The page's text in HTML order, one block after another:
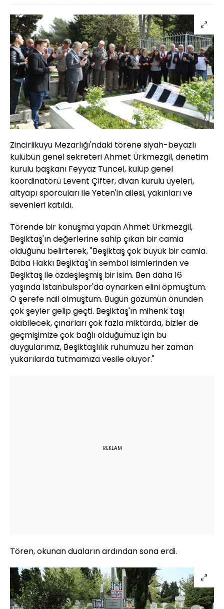
Zincirlikuyu Mezarlığı'ndaki törene siyah-beyazlı
kulübün genel sekreteri Ahmet Ürkmezgil, denetim
kurulu başkanı Feyyaz Tuncel, kulüp genel
koordinatörü Levent Çifter, divan kurulu üyeleri,
altyapı sporcuları ile Yeten'in ailesi, yakınları ve
sevenleri katıldı.
Törende bir konuşma yapan Ahmet Ürkmezgil,
Beşiktaş'ın değerlerine sahip çıkan bir camia
olduğunu belirterek, "Beşiktaş çok büyük bir camia.
Baba Hakkı Beşiktaş'ın sembol isimlerinden ve
Beşiktaş ile özdeşleşmiş bir isim. Ben daha 16
yaşında İstanbulspor'da oynarken elini öpmüştüm.
O şerefe nail olmuştum. Bugün gözümün önünden
çok şeyler gelip geçti. Beşiktaş'ın mihenk taşı
olabilecek, çınarları çok fazla miktarda, bizler de
geçmişimize çok bağlı olduğumuz için bu
duygularımız, Beşiktaşlılık ruhumuzu her zaman
yukarılarda tutmamıza vesile oluyor."
REKLAM
Tören, okunan duaların ardından sona erdi.